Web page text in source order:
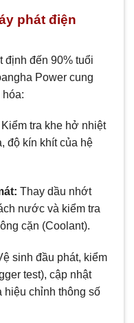
phát điện
định đến 90% tuổi
Power cung
hóa:
Kiểm tra khe hở nhiệt
độ kín khít của hệ
Thay dầu nhớt
nước và kiểm tra
cặn (Cool ant).
sinh đầu phát, kiểm
er test), cập nhật
hiệu chỉnh thông số